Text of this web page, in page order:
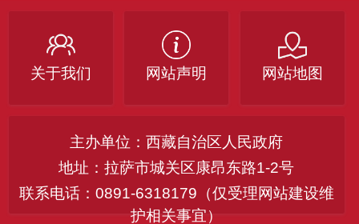
关于我们 网站声明 网站地图
主办单位：西藏自治区人民政府
地址：拉萨市城关区康昂东路1-2号
联系电话：0891-6318179（仅受理网站建设维
护相关事宜）